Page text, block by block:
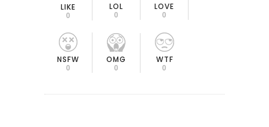
LIKE
0
LOL
0
LOVE
0
NSFW
0
OMG
0
WTF
0